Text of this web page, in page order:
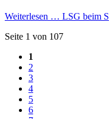
Weiterlesen … LSG beim
Seite 1 von 107
1
2
3
4
5
6